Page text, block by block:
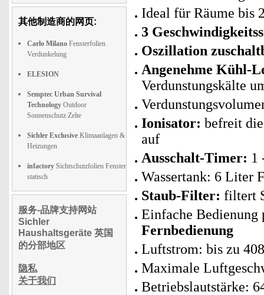
其他制造商的网页:
Carlo Milano Fensterfolien
Verdunkelung
ELESION
Semptec Urban Survival
Technology Outdoor
Sonnenschutz Zelte
Sichler Exclusive Klimaanlagen &
Heizungen
infactory Sichtschutzfolien Fenster
statisch
服务-品牌支持网站
Sichler
Haushaltsgeräte 英国
的分部地区
隐私
关于我们
Ideal für Räume bis
3
Oszillation
Angenehme Kühl-
Verdunstungskälte
Ionisator: befreit
auf
Ausschalt-Timer: 1
Wassertank: 6 Liter
Staub-Filter: filtert
Einfache Bedienung
Fernbedienung
Luftstrom: bis zu
Maximale
Betriebslautstärke: